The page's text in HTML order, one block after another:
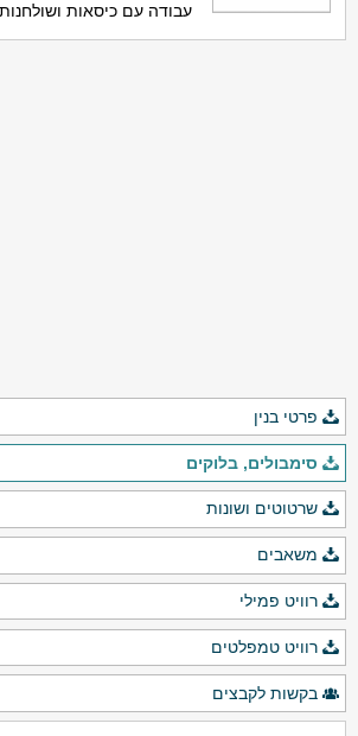
עבודה עם כיסאות
פרטי בנין
סימבולים, בלוקים
שרטוטים ושונות
משאבים
רוויט פמילי
רוויט טמפלטים
בקשות לקבצים